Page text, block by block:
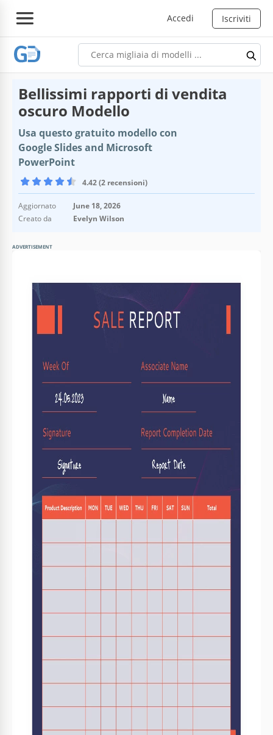
Accedi Iscriviti
Bellissimi rapporti di vendita
oscuro Modello
Usa questo gratuito modello con
Google Slides and Microsoft
PowerPoint
4.42 (2 recensioni)
Aggiornato
June 18, 2026
Creato da
Evelyn Wilson
ADVERTISEMENT